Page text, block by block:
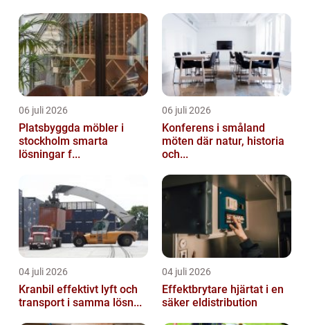
06 juli 2026
Platsbyggda möbler i
stockholm smarta
lösningar f...
06 juli 2026
Konferens i småland
möten där natur, historia
och...
04 juli 2026
Kranbil effektivt lyft och
transport i samma lösn...
04 juli 2026
Effektbrytare hjärtat i en
säker eldistribution